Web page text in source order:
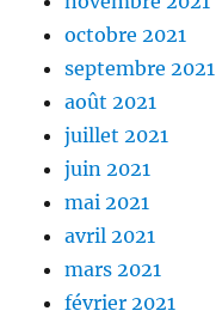
octobre 2021
septembre 2021
août 2021
juillet 2021
juin 2021
mai 2021
avril 2021
mars 2021
février 2021